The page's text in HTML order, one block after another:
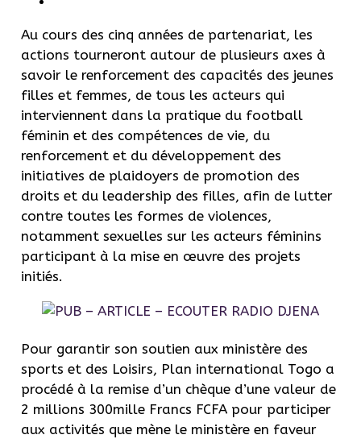
Au cours des cinq années de partenariat, les
actions tourneront autour de plusieurs axes à
savoir le renforcement des capacités des jeunes
filles et femmes, de tous les acteurs qui
interviennent dans la pratique du football
féminin et des compétences de vie, du
renforcement et du développement des
initiatives de plaidoyers de promotion des
droits et du leadership des filles, afin de lutter
contre toutes les formes de violences,
notamment sexuelles sur les acteurs féminins
participant à la mise en œuvre des projets
initiés.
Pour garantir son soutien aux ministère des
sports et des Loisirs, Plan international Togo a
procédé à la remise d’un chèque d’une valeur de
2 millions 300mille Francs FCFA pour participer
aux activités que mène le ministère en faveur